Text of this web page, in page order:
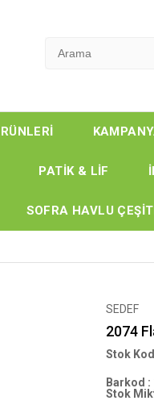
PATİK & LİF
SOFRA HAVLU
SEDEF
2074
Barkod :
Stok